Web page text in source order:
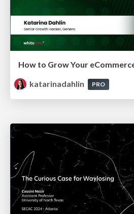
katarinadahlin
PRO